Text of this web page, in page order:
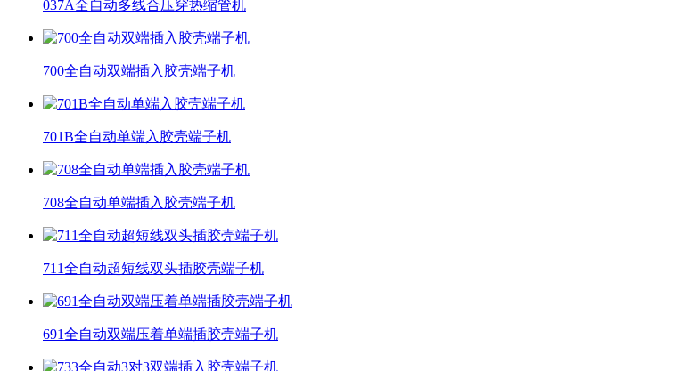
037A全自动多线合压穿热缩管机
700全自动双端插入胶壳端子机
701B全自动单端入胶壳端子机
708全自动单端插入胶壳端子机
711全自动超短线双头插胶壳端子机
691全自动双端压着单端插胶壳端子机